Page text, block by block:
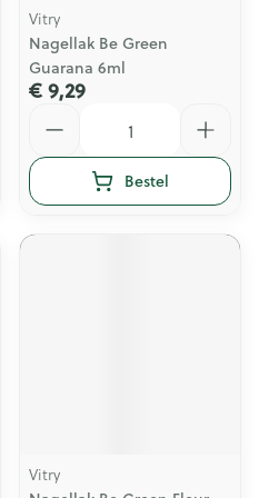
Vitry
Nagellak Be Green
Guarana 6ml
€ 9,29
Bestel
Vitry